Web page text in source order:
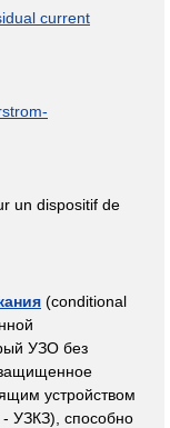
current
un dispositif de
(conditional
УЗО без
защищенное
устройством
УЗКЗ), способно